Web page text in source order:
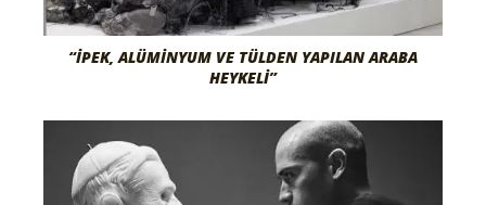
“İPEK, ALÜMINYUM VE TÜLDEN YAPILAN ARABA
HEYKELI”